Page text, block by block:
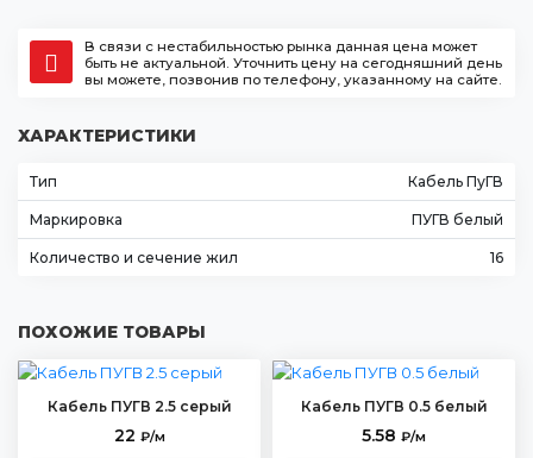
+7 (423) 254 0 452
agatstal@mail.ru
В связи с нестабильностью рынка данная цена может
быть не актуальной. Уточнить цену на сегодняшний день
вы можете, позвонив по телефону, указанному на сайте.
ХАРАКТЕРИСТИКИ
Тип Кабель ПуГВ
Маркировка ПУГВ белый
Количество и сечение жил 16
ПОХОЖИЕ ТОВАРЫ
Кабель ПУГВ 2.5 серый
22 ₽/м
Кабель ПУГВ 0.5 белый
5.58 ₽/м